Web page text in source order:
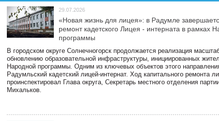
29.07.2026
«Новая жизнь для лицея»: в Радумле
ремонт кадетского Лицея - интерната в рамках
программы
В городском округе Солнечногорск продолжается реализация
обновлению образовательной инфраструктуры, инициированных
Народной программы. Одним из ключевых объектов этого
Радумльский кадетский лицей-интернат. Ход капитального ремонта
проинспектировал Глава округа, Секретарь местного отделения
Михальков.